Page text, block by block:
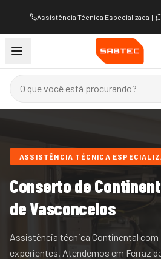
Assistência Técnica Especializada |
ASSISTÊNCIA TÉCNICA
Conserto de
de Vasconcelos
Assistência técnica Continental
experientes. Atendemos em Ferraz